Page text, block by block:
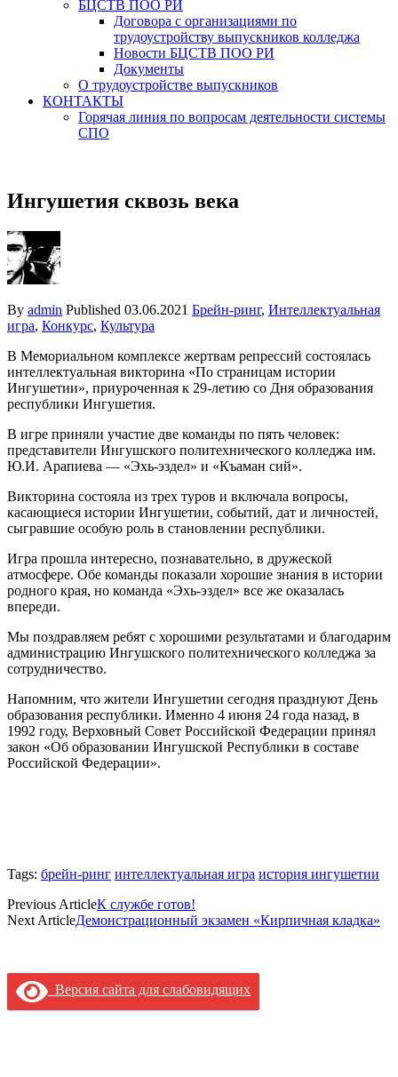
БЦСТВ ПОО РИ
Договора с организациями по
трудоустройству выпускников колледжа
Новости БЦСТВ ПОО РИ
Документы
О трудоустройстве выпускников
КОНТАКТЫ
Горячая линия по вопросам деятельности системы
СПО
Ингушетия сквозь века
By admin Published 03.06.2021 Брейн-ринг, Интеллектуальная
игра, Конкурс, Культура
В Мемориальном комплексе жертвам репрессий состоялась
интеллектуальная викторина «По страницам истории
Ингушетии», приуроченная к 29-летию со Дня образования
республики Ингушетия.
В игре приняли участие две команды по пять человек:
представители Ингушского политехнического колледжа им.
Ю.И. Арапиева — «Эхь-эздел» и «Къаман сий».
Викторина состояла из трех туров и включала вопросы,
касающиеся истории Ингушетии, событий, дат и личностей,
сыгравшие особую роль в становлении республики.
Игра прошла интересно, познавательно, в дружеской
атмосфере. Обе команды показали хорошие знания в истории
родного края, но команда «Эхь-эздел» все же оказалась
впереди.
Мы поздравляем ребят с хорошими результатами и благодарим
администрацию Ингушского политехнического колледжа за
сотрудничество.
Напомним, что жители Ингушетии сегодня празднуют День
образования республики. Именно 4 июня 24 года назад, в
1992 году, Верховный Совет Российской Федерации принял
закон «Об образовании Ингушской Республики в составе
Российской Федерации».
Tags: брейн-ринг интеллектуальная игра история ингушетии
Previous ArticleК службе готов!
Next ArticleДемонстрационный экзамен «Кирпичная кладка»
Версия сайта для слабовидящих